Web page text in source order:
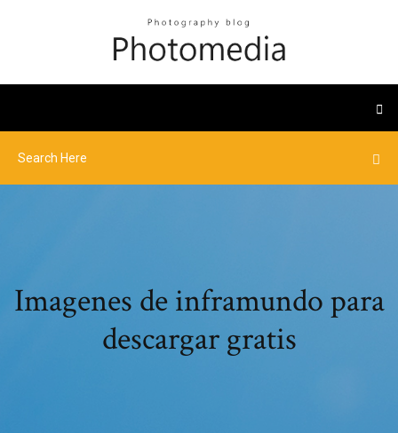
Imagenes de inframundo para
descargar gratis